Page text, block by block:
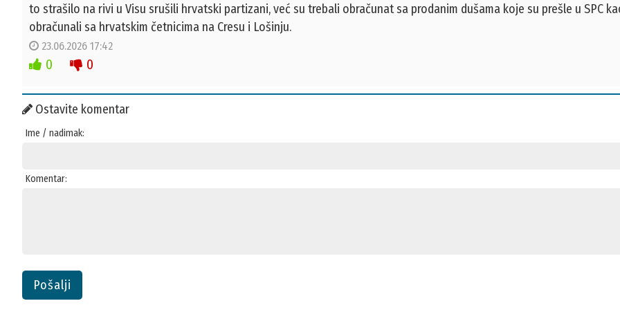
to strašilo na rivi u Visu srušili hrvatski partizani, već su trebali obračunat sa prodanim dušama koje su prešle u SPC
obračunali sa hrvatskim četnicima na Cresu i Lošinju.
23.06.2026 17:42
0 0
Ostavite komentar
Ime / nadimak:
Komentar:
Pošalji